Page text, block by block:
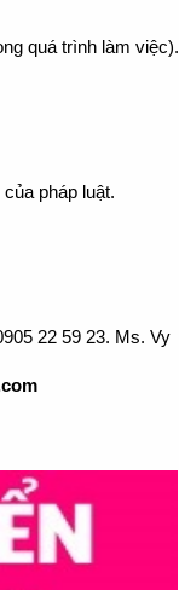
quá trình làm việc).
pháp luật.
22 59 23. Ms. Vy